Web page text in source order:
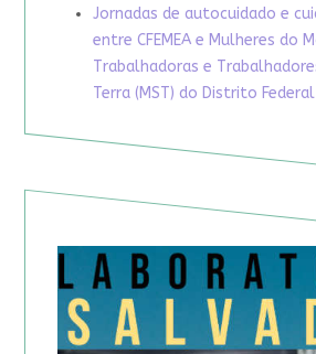
Jornadas de autocuidado e
entre CFEMEA e Mulheres do
Trabalhadoras e
Terra (MST) do Distrito